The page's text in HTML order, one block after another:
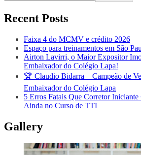
Recent Posts
Faixa 4 do MCMV e crédito 2026
Espaço para treinamentos em São
Airton Lavirri, o Maior Expositor
Embaixador do Colégio Lapa!
🏆 Claudio Bidarra – Campeão de
Embaixador do Colégio Lapa
5 Erros Fatais Que Corretor
Ainda no Curso de TTI​
Gallery